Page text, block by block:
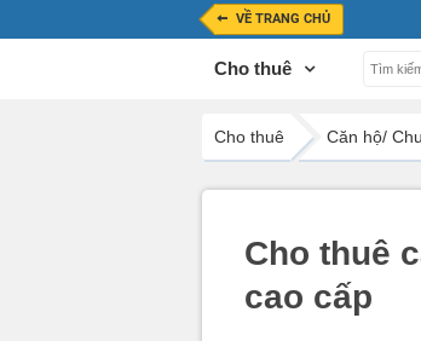
VỀ TRANG CHỦ
Cho thuê
Cho thuê Căn hộ/
Cho thuê
cao cấp